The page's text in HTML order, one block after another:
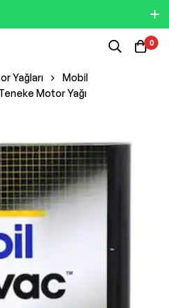
0
Yağları
Mobil
Motor Yağı